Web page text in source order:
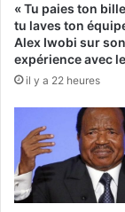
« Tu paies ton
tu laves ton
Alex Iwobi sur son
expérience avec
il y a 22 heures